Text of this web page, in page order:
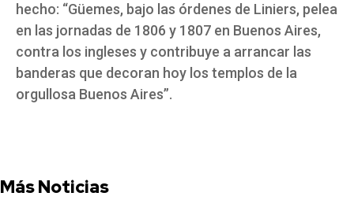
hecho: “Güemes, bajo las órdenes de Liniers, pelea
en las jornadas de 1806 y 1807 en Buenos Aires,
contra los ingleses y contribuye a arrancar las
banderas que decoran hoy los templos de la
orgullosa Buenos Aires”.
Más Noticias